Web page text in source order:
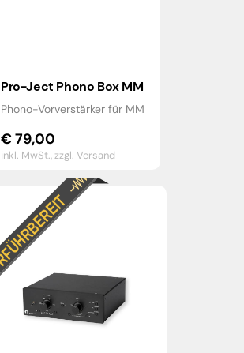
Pro-Ject Phono Box MM
Phono-Vorverstärker für MM
€79,00
inkl. MwSt.,zzgl. Versand